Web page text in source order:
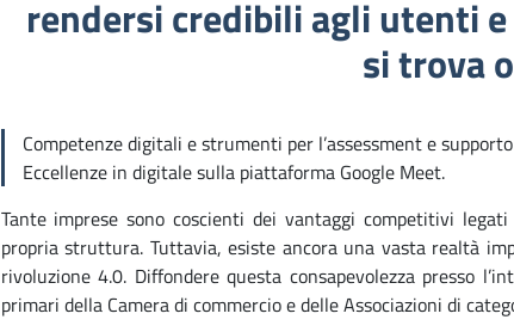
rendersi credibili agli utenti
si trova
Competenze digitali e strumenti per l’assessment e
Eccellenze in digitale sulla piattaforma Google Meet.
Tante imprese sono coscienti dei vantaggi competitivi
propria struttura. Tuttavia, esiste ancora una vasta realtà
rivoluzione 4.0. Diffondere questa consapevolezza presso
primari della Camera di commercio e delle Associazioni di